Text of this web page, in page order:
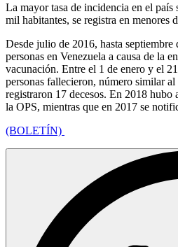
La mayor tasa de incidencia en el país
mil habitantes, se registra en menores
Desde julio de 2016, hasta
personas en Venezuela a causa de la
vacunación. Entre el 1 de enero y el
personas fallecieron, número similar
registraron 17 decesos. En 2018 hubo
la OPS, mientras que en 2017 se
(BOLETÍN)